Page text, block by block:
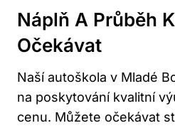
Náplň A Průběh
Očekávat
Naší autoškola v Mladé
na poskytování kvalitní
cenu. Můžete očekávat